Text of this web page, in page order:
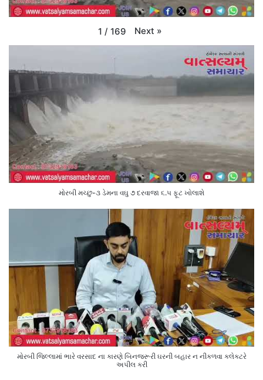
1 / 169 Next »
મોરબી મચ્છુ-૩ ડેમના વઘુ ૭ દરવાજા ૬.૫ ફૂટ ખોલાશે
મોરબી જિલ્લામાં ભારે વરસાદ ના કારણે બિનજરૂરી ઘરની બહાર ન નીકળવા કલેક્ટરે
અપીલ કરી